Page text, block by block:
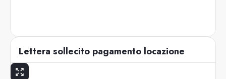
Lettera sollecito pagamento locazione